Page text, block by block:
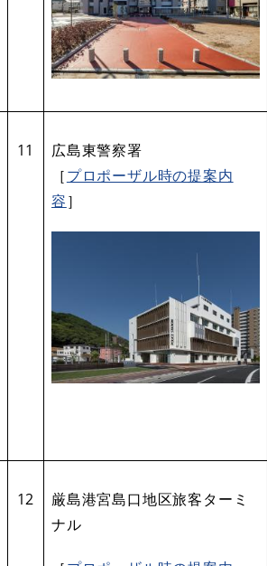
11
広島東警察署
［プロポーザル時の提案内
容］
12
厳島港宮島口地区旅客ターミ
ナル